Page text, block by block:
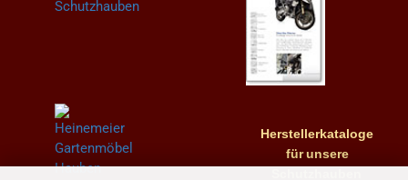
Herstellerkataloge
fürunsere